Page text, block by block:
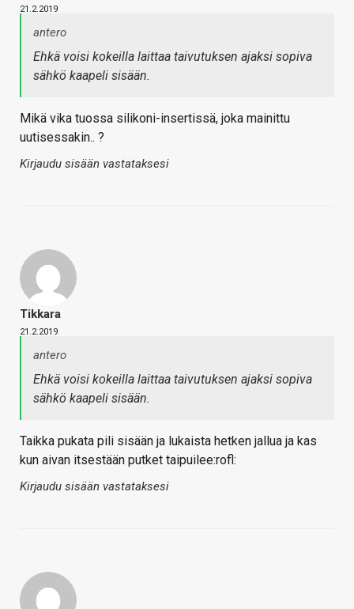
21.2.2019
antero
Ehkä voisi kokeilla laittaa taivutuksen ajaksi sopiva
sähkö kaapeli sisään.
Mikä vika tuossa silikoni-insertissä, joka mainittu
uutisessakin.. ?
Kirjaudu sisään vastataksesi
Tikkara
21.2.2019
antero
Ehkä voisi kokeilla laittaa taivutuksen ajaksi sopiva
sähkö kaapeli sisään.
Taikka pukata pili sisään ja lukaista hetken jallua ja kas
kun aivan itsestään putket taipuilee:rofl:
Kirjaudu sisään vastataksesi